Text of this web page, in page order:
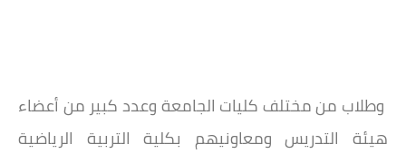
وطلاب من مختلف كليات الجامعة وعدد كبير من أعضاء
هيئة التدريس ومعاونيهم بكلية التربية الرياضية